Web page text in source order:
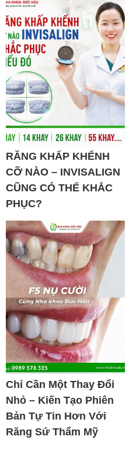
RĂNG KHẤP KHỂNH
CỠ NÀO – INVISALIGN
CŨNG CÓ THỂ KHẮC
PHỤC?
Chỉ Cần Một Thay Đổi
Nhỏ – Kiến Tạo Phiên
Bản Tự Tin Hơn Với
Răng Sứ Thẩm Mỹ